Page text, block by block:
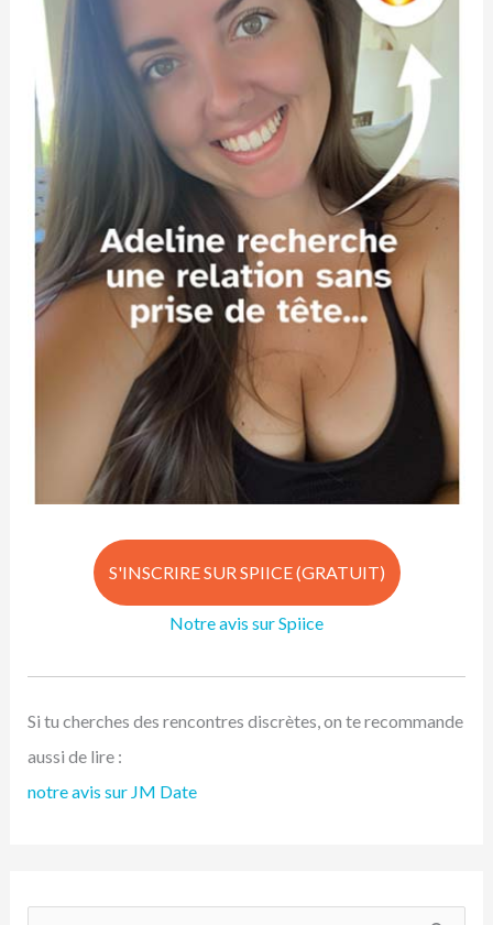
S'INSCRIRE SUR SPIICE (GRATUIT)
Notre avis sur Spiice
Si tu cherches des rencontres discrètes, on te recommande
aussi de lire :
notre avis sur JM Date